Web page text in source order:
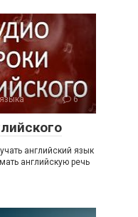
6
английский язык
английскую речь